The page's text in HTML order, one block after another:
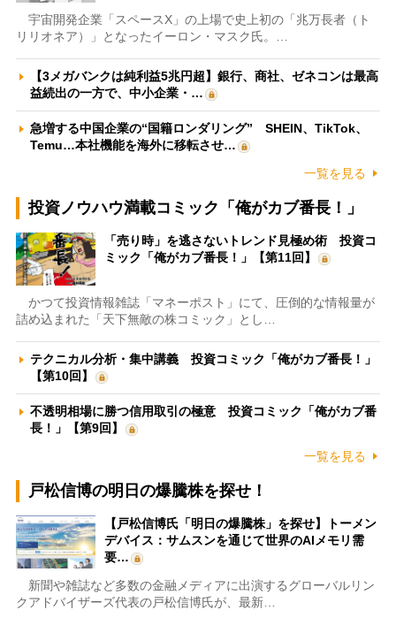
宇宙開発企業「スペースX」の上場で史上初の「兆万長者（ト
リリオネア）」となったイーロン・マスク氏。…
【3メガバンクは純利益5兆円超】銀行、商社、ゼネコンは最高
益続出の一方で、中小企業・…
急増する中国企業の“国籍ロンダリング” SHEIN、TikTok、
Temu…本社機能を海外に移転させ…
一覧を見る
投資ノウハウ満載コミック「俺がカブ番長！」
「売り時」を逃さないトレンド見極め術 投資コ
ミック「俺がカブ番長！」【第11回】
かつて投資情報雑誌「マネーポスト」にて、圧倒的な情報量が
詰め込まれた「天下無敵の株コミック」とし…
テクニカル分析・集中講義 投資コミック「俺がカブ番長！」
【第10回】
不透明相場に勝つ信用取引の極意 投資コミック「俺がカブ番
長！」【第9回】
一覧を見る
戸松信博の明日の爆騰株を探せ！
【戸松信博氏「明日の爆騰株」を探せ】トーメン
デバイス：サムスンを通じて世界のAIメモリ需
要…
新聞や雑誌など多数の金融メディアに出演するグローバルリン
クアドバイザーズ代表の戸松信博氏が、最新…